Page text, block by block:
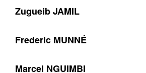
Zugueib JAMIL
Frederic MUNNÉ
Marcel NGUIMBI